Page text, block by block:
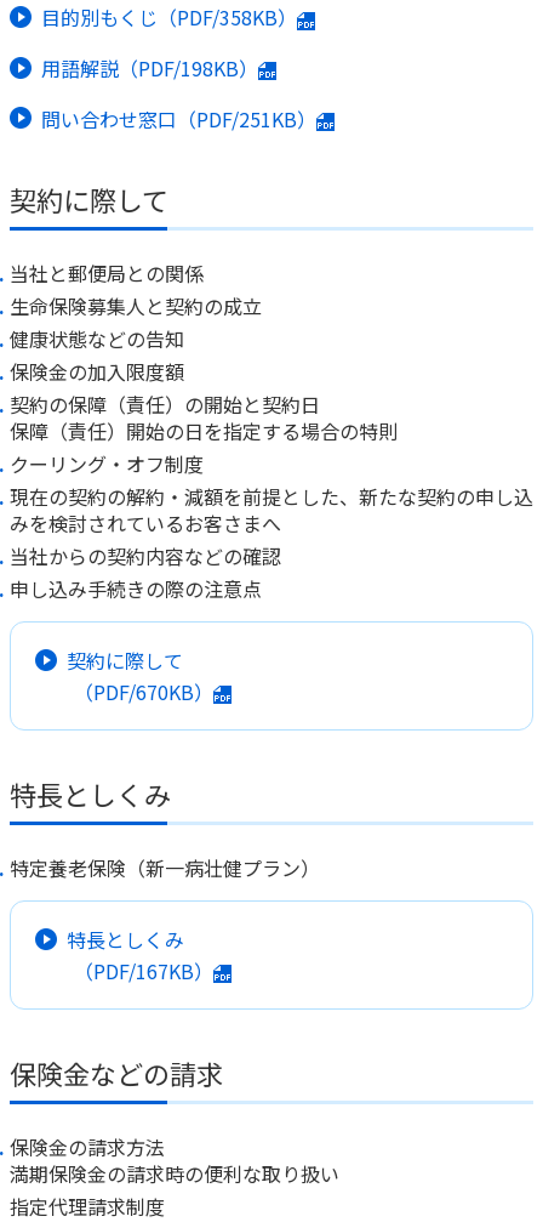
ログイン
ご契約内容の確認
お客さまに関する情報等の確認の取り組み
各種サービス・お知らせ
かんぽプラチナライフサービス
ご契約のしおり・約款（Web約款）
保険用語集
お問い合わせ
保険の探し方のポイント
これからのライフイベントでかかる費用とは？
ご契約手続きの流れ
保険料のお払込方法
保険用語集
お問い合わせ
子育て
ライフプラン
健康情報
かんぽアプリ～かんぽの健康と安心を手のひらに～
すこやか健康ラボ
ラジオ体操・みんなの体操
ラジオ体操ポータルサイト
財務情報
株主・投資家のみなさまへ
採用情報
かんぽブランド
かんぽ生命のサステナビリティ
お客さまの声／お客さまサービス向上の取組み
English
目的別もくじ（PDF/358KB）
用語解説（PDF/198KB）
問い合わせ窓口（PDF/251KB）
契約に際して
当社と郵便局との関係
生命保険募集人と契約の成立
健康状態などの告知
保険金の加入限度額
契約の保障（責任）の開始と契約日
保障（責任）開始の日を指定する場合の特則
クーリング・オフ制度
現在の契約の解約・減額を前提とした、新たな契約の申し込
みを検討されているお客さまへ
当社からの契約内容などの確認
申し込み手続きの際の注意点
契約に際して
（PDF/670KB）
特長としくみ
特定養老保険（新一病壮健プラン）
特長としくみ
（PDF/167KB）
保険金などの請求
保険金の請求方法
満期保険金の請求時の便利な取り扱い
指定代理請求制度